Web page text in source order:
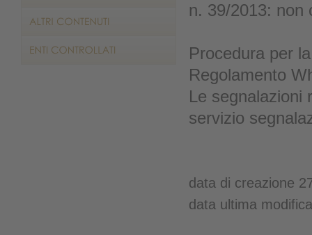
n. 39/2013: non
Procedura per
Regolamento
Le segnalazioni
servizio
data di creazione
data ultima